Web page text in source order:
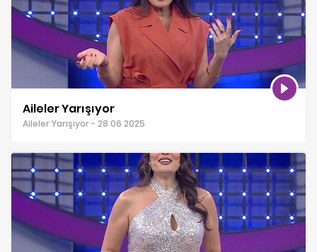
Aileler Yarışıyor
Aileler Yarışıyor - 28 06 2025